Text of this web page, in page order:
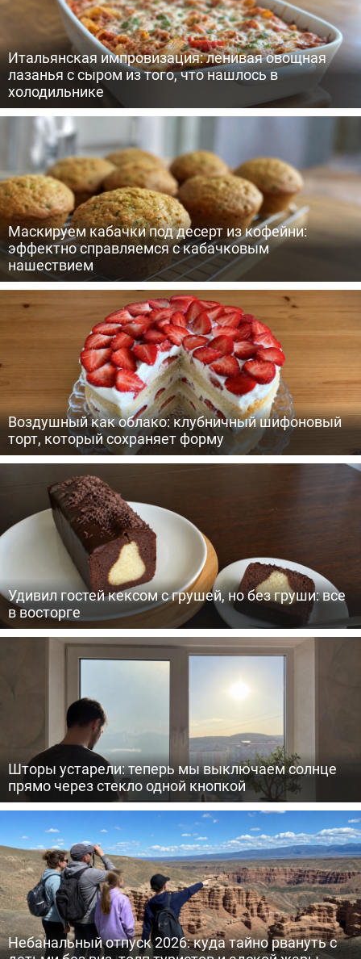
Итальянская импровизация: ленивая овощная
лазанья с сыром из того, что нашлось в
холодильнике
Маскируем кабачки под десерт из кофейни:
эффектно справляемся с кабачковым
нашествием
Воздушный как облако: клубничный шифоновый
торт, который сохраняет форму
Удивил гостей кексом с грушей, но без груши: все
в восторге
Шторы устарели: теперь мы выключаем солнце
прямо через стекло одной кнопкой
Небанальный отпуск 2026: куда тайно рвануть с